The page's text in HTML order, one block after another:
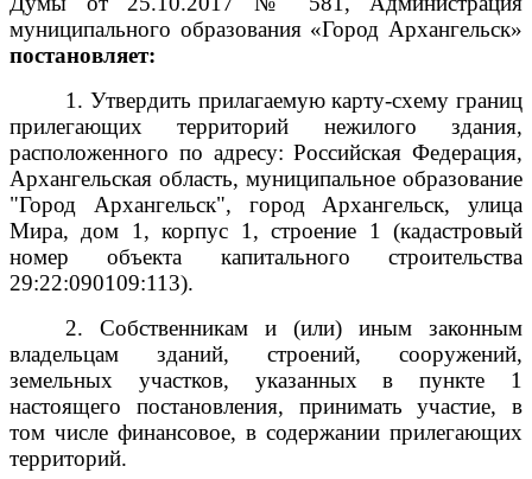
муниципального образования «Город Архангельск»
постановляет:
1. Утвердить прилагаемую карту-схему границ
прилегающих территорий нежилого здания,
расположенного по адресу: Российская Федерация,
Архангельская область, муниципальное образование
"Город Архангельск", город Архангельск, улица
Мира, дом 1, корпус 1, строение 1 (кадастровый
номер объекта капитального строительства
29:22:090109:113).
2. Собственникам и (или) иным законным
владельцам зданий, строений, сооружений,
земельных участков, указанных в пункте 1
настоящего постановления, принимать участие, в
том числе финансовое, в содержании прилегающих
территорий.